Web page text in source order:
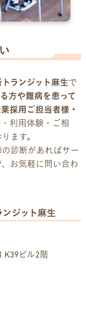
ランジット麻生で
方や難病を患って
採用ご担当者様・
利用体験・ご相
ます。
診断があればサー
お気軽に問い合わ
ジット麻生
K39ビル2階